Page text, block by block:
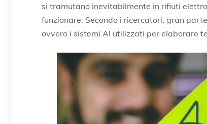
si tramutano inevitabilmente in rifiuti
funzionare. Secondo i ricercatori, gran
ovvero i sistemi AI utilizzati per elaborare